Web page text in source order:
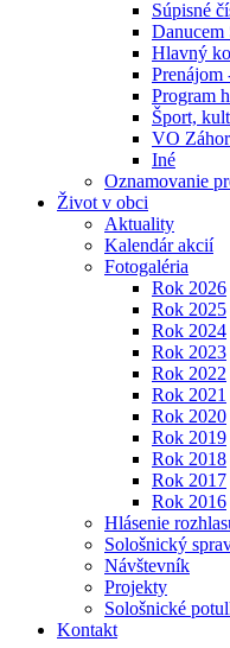
Súpisné
Danucem
Hlavný
Program
Šport,
VO
Iné
Oznamovanie
Život v obci
Aktuality
Kalendár akcií
Fotogaléria
Rok 2026
Rok 2025
Rok 2024
Rok 2023
Rok 2022
Rok 2021
Rok 2020
Rok 2019
Rok 2018
Rok 2017
Rok 2016
Hlásenie
Sološnický
Návštevník
Projekty
Sološnické
Kontakt